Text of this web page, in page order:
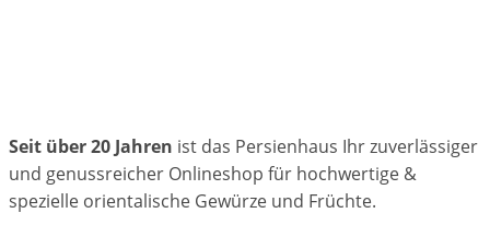
Seit über 20 Jahren ist das Persienhaus Ihr zuverlässiger
und genussreicher Onlineshop für hochwertige &
spezielle orientalische Gewürze und Früchte.